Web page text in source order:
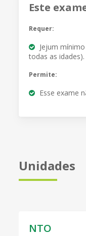
Este
Requer:
Jejum
todas as idades).
Permite:
Esse exame
Unidades
NTO